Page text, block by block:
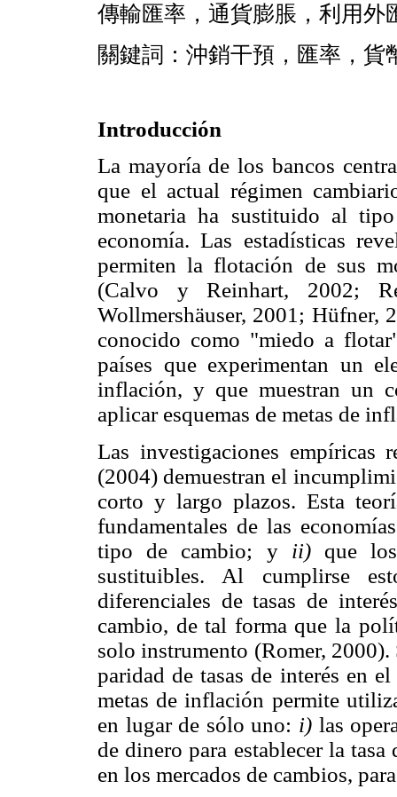
傳輸匯率，通貨膨脹，利用外
關鍵詞：沖銷干預，匯率，
Introducción
La mayoría de los bancos
que el actual régimen
monetaria ha sustituido al
economía. Las estadísticas
permiten la flotación de sus
(Calvo y Reinhart, 2002;
Wollmershäuser, 2001; Hüfner,
conocido como "miedo a
países que experimentan un
inflación, y que muestran un
aplicar esquemas de metas de
Las investigaciones empíricas
(2004) demuestran el
corto y largo plazos. Esta
fundamentales de las
tipo de cambio; y ii)que los
sustituibles. Al cumplirse
diferenciales de tasas de
cambio, de tal forma que la
solo instrumento (Romer,
paridad de tasas de interés en
metas de inflación permite
en lugar de sólo uno: i) las
de dinero para establecer la
en los mercados de cambios,